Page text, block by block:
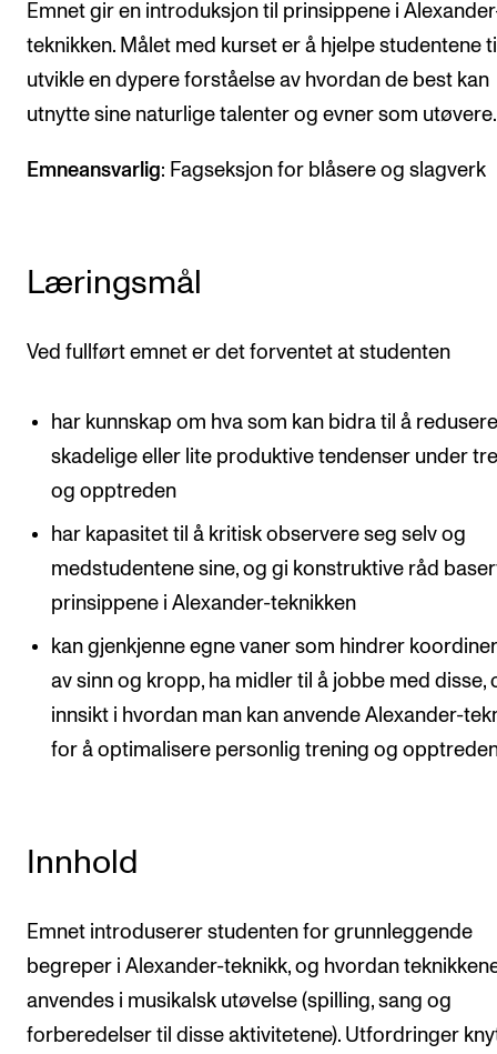
INTERNASJONALT
Internasjonal strategi
Arrangementer og konserter
Ledige stillinger
INFO
Om Norges musikkhøgskole
Emnet gir en introduksjon til prinsippene i
teknikken. Målet med kurset er å hjelpe studentene
utvikle en dypere forståelse av hvordan de best kan
utnytte sine naturlige talenter og evner som utøvere.
Emneansvarlig: Fagseksjon for blåsere og slagverk
Læringsmål
Ved fullført emnet er det forventet at studenten
har kunnskap om hva som kan bidra til å
skadelige eller lite produktive tendenser under
og opptreden
har kapasitet til å kritisk observere seg selv og
medstudentene sine, og gi konstruktive råd
prinsippene i Alexander-teknikken
kan gjenkjenne egne vaner som hindrer
av sinn og kropp, ha midler til å jobbe med disse,
innsikt i hvordan man kan anvende Alexander-
for å optimalisere personlig trening og
Innhold
Emnet introduserer studenten for grunnleggende
begreper i Alexander-teknikk, og hvordan
anvendes i musikalsk utøvelse (spilling, sang og
forberedelser til disse aktivitetene). Utfordringer